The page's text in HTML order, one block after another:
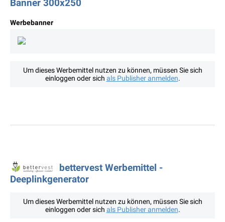
Banner 300x250
Werbebanner
Um dieses Werbemittel nutzen zu können, müssen Sie sich
einloggen oder sich als Publisher anmelden.
bettervest Werbemittel -
Deeplinkgenerator
Um dieses Werbemittel nutzen zu können, müssen Sie sich
einloggen oder sich als Publisher anmelden.